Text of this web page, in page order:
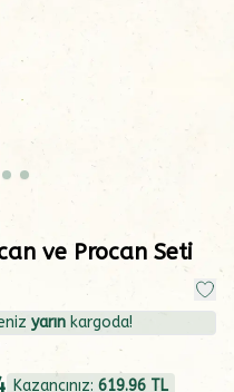
ve Procan Seti
yarın kargoda!
Kazancınız: 619.96 TL